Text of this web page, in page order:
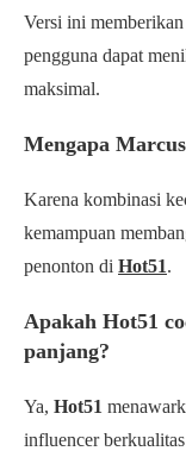
Versi ini
pengguna dapat
maksimal.
Mengapa
Karena kombinasi
kemampuan
penonton di Hot51.
Apakah Hot51
panjang?
Ya, Hot51
influencer